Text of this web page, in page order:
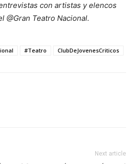
con artistas y elencos
@Gran Teatro Nacional.
#Teatro ClubDeJovenesCriticos
Next article